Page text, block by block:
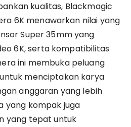
kualitas, Blackmagic
6K menawarkan nilai yang
Super 35mm yang
6K, serta kompatibilitas
ini membuka peluang
menciptakan karya
anggaran yang lebih
yang kompak juga
yang tepat untuk